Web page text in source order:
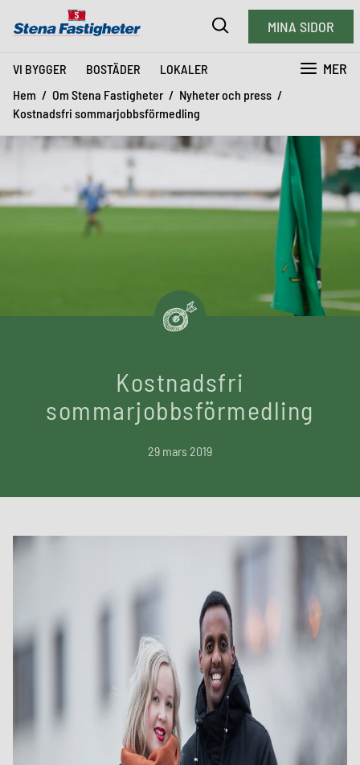
VI BYGGER BOSTÄDER LOKALER MER
MINA SIDOR
Hem Om Stena Fastigheter
Nyheter och press
Kostnadsfri sommarjobbsförmedling
Kostnadsfri
sommarjobbsförmedling
29 mars 2019